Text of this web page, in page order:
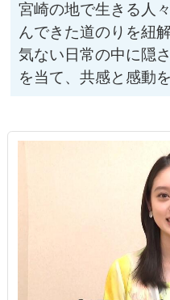
ひなた動物だより
みやざき選挙ナビ
宮崎トレンド・ハ
宮崎・事件事故フ
宮崎・健やかライ
宮崎・食のたから
宮崎の地で生きる人
んできた道のりを紐
気ない日常の中に隠
を当て、共感と感動